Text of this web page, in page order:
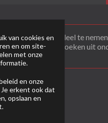
. Om actief deel te
dat je wil bezoeken uit
van cookies en
en om site-
met onze
en onze
erkent ook dat
opslaan en